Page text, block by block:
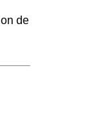
de